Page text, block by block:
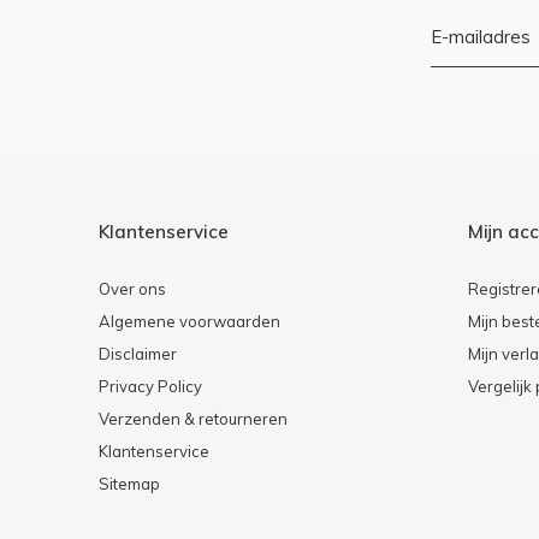
Klantenservice
Over ons
Algemene voorwaarden
Disclaimer
Privacy Policy
Verzenden & retourneren
Klantenservice
Sitemap
Mijn
Mijn
Mijn
Vergelijk